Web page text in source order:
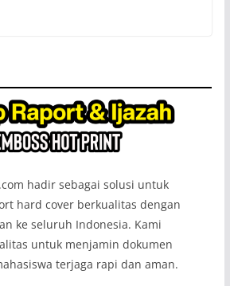
hadir sebagai solusi untuk
hard cover berkualitas dengan
ke seluruh Indonesia. Kami
untuk menjamin dokumen
terjaga rapi dan aman.